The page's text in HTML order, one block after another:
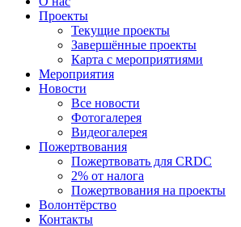
Проекты
Текущие проекты
Завершённые проекты
Карта с мероприятиями
Мероприятия
Новости
Все новости
Фотогалерея
Видеогалерея
Пожертвования
Пожертвовать для CRDC
2% от налога
Пожертвования на проекты
Волонтёрство
Контакты